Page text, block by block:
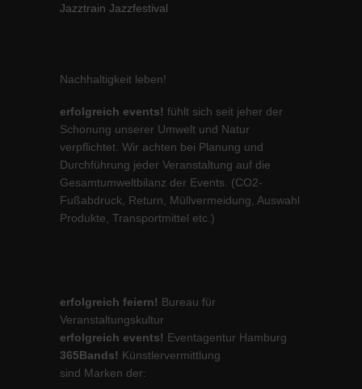
Jazztrain Jazzfestival
Nachhaltigkeit leben!
erfolgreich events! fühlt sich seit jeher der
Schonung unserer Umwelt und Natur
verpflichtet. Wir achten bei Planung und
Durchführung jeder Veranstaltung auf die
Gesamtumweltbilanz der Events. (CO2-
Fußabdruck, Return, Müllvermeidung, Auswahl
Produkte, Transportmittel etc.)
erfolgreich feiern! Bureau für
Veranstaltungskultur
erfolgreich events! Eventagentur Hamburg
365Bands! Künstlervermittlung
sind Marken der: